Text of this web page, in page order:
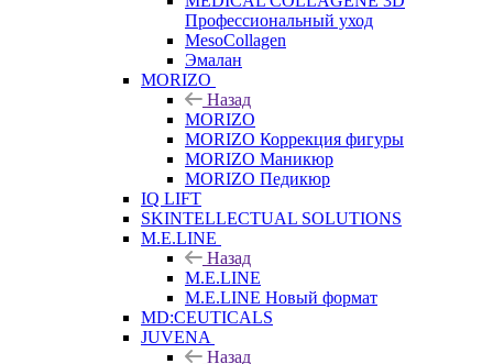
Профессиональный уход
MesoCollagen
Эмалан
MORIZO
Назад
MORIZO
MORIZO Коррекция фигуры
MORIZO Маникюр
MORIZO Педикюр
IQ LIFT
SKINTELLECTUAL SOLUTIONS
M.E.LINE
Назад
M.E.LINE
M.E.LINE Новый формат
MD:CEUTICALS
JUVENA
Назад